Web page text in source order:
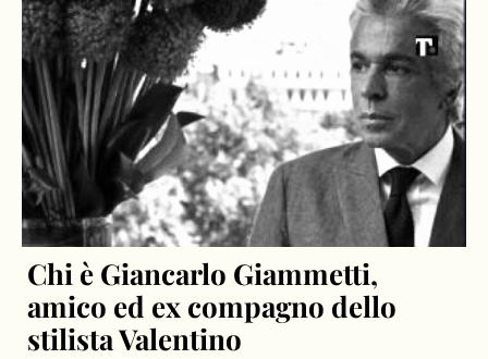
Chi è Giancarlo Giammetti,
amico ed ex compagno dello
stilista Valentino